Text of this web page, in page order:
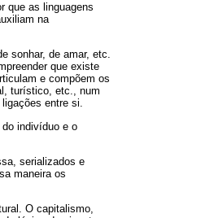
que as linguagens
na
sonhar, de amar, etc.
que existe
e compõem os
turístico, etc., num
entre si.
indivíduo e o
serializados e
maneira os
O capitalismo,